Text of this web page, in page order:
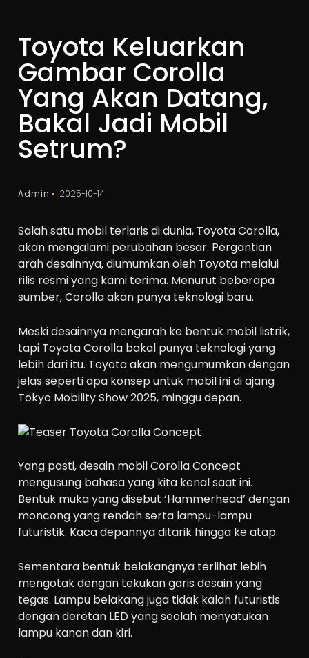
Toyota Keluarkan
Gambar Corolla
Yang Akan Datang,
Bakal Jadi Mobil
Setrum?
Admin 2025-10-14
Salah satu mobil terlaris di dunia, Toyota Corolla,
akan mengalami perubahan besar. Pergantian
arah desainnya, diumumkan oleh Toyota melalui
rilis resmi yang kami terima. Menurut beberapa
sumber, Corolla akan punya teknologi baru.
Meski desainnya mengarah ke bentuk mobil listrik,
tapi Toyota Corolla bakal punya teknologi yang
lebih dari itu. Toyota akan mengumumkan dengan
jelas seperti apa konsep untuk mobil ini di ajang
Tokyo Mobility Show 2025, minggu depan.
Yang pasti, desain mobil Corolla Concept
mengusung bahasa yang kita kenal saat ini.
Bentuk muka yang disebut ‘Hammerhead’ dengan
moncong yang rendah serta lampu-lampu
futuristik. Kaca depannya ditarik hingga ke atap.
Sementara bentuk belakangnya terlihat lebih
mengotak dengan tekukan garis desain yang
tegas. Lampu belakang juga tidak kalah futuristis
dengan deretan LED yang seolah menyatukan
lampu kanan dan kiri.